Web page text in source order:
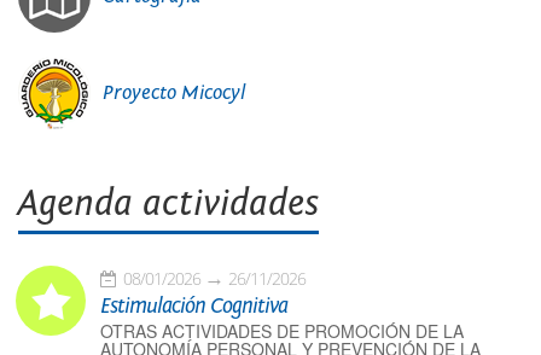
Proyecto Micocyl
Agenda actividades
08/01/2026 26/11/2026
Estimulación Cognitiva
OTRAS ACTIVIDADES DE PROMOCIÓN DE LA
AUTONOMÍA PERSONAL Y PREVENCIÓN DE LA